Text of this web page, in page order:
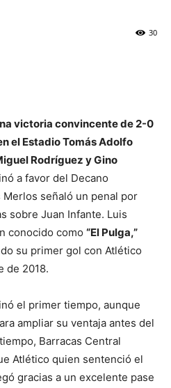
30
victoria convincente de 2-0
el Estadio Tomás Adolfo
Rodríguez y Gino
a favor del Decano
señaló un penal por
sobre Juan Infante. Luis
conocido como “El Pulga,”
su primer gol con Atlético
de 2018.
el primer tiempo, aunque
ampliar su ventaja antes del
Barracas Central
Atlético quien sentenció el
gracias a un excelente pase